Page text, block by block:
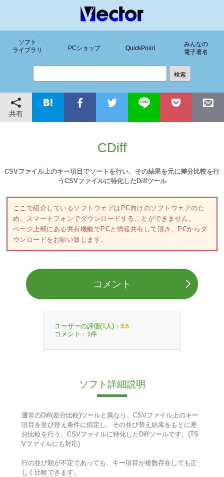
ソフト
ライブラリ
PCショップ QuickPoint
みんなの
電子署名
共有
CDiff
CSVファイル上のキー項目でソートを行い、その結果を元に差分比較を行
うCSVファイルに特化したDiffツール
ここで紹介しているソフトウェアはPC向けのソフトウェアのた
め、スマートフォンでダウンロードすることができません。
ページ上部にある共有機能でPCと情報共有して頂き、PCからダ
ウンロードをお願い致します。
コメント
ユーザーの評価(1 人)： 3.5
コメント： 1件
ソフト詳細説明
通常のDiff(差分比較)ツールと異なり、CSVファイル上のキー
項目を並び替え条件に指定し、その並び替え結果をもとに差
分比較を行う、CSVファイルに特化したDiffツールです。(TS
Vファイルにも対応)
行の並び順が不定であっても、キー項目が複数存在しても正
しく比較できます。